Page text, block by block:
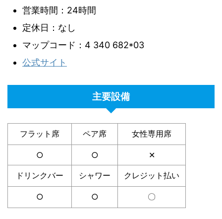
営業時間：24時間
定休日：なし
マップコード：4 340 682*03
公式サイト
主要設備
フラット席 ペア席 女性専用席
○ ○ ✕
ドリンクバー シャワー クレジット払い
○ ○ 〇